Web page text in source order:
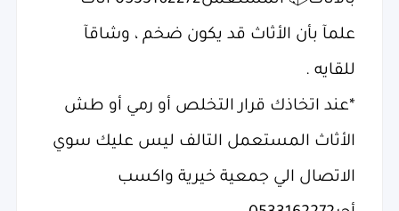
علمآ بأن الأثاث قد يكون ضخم ، وشاقآ
للقايه .
*عند اتخاذك قرار التخلص أو رمي أو طش
الأثاث المستعمل التالف ليس عليك سوي
الاتصال الي جمعية خيرية واكسب